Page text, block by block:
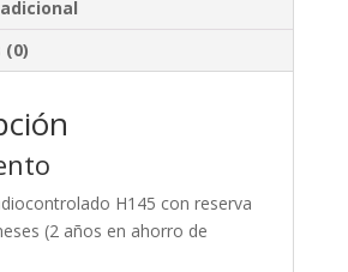
(0)
H145 con reserva
(2 años en ahorro de